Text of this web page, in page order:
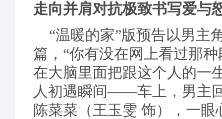
走向并肩对抗极致书写爱与
“温暖的家”版预告以男主
篇，“你有没在网上看过那
在大脑里面把跟这个人的一
人初遇瞬间——车上，男主
陈菜菜（王玉雯 饰），一